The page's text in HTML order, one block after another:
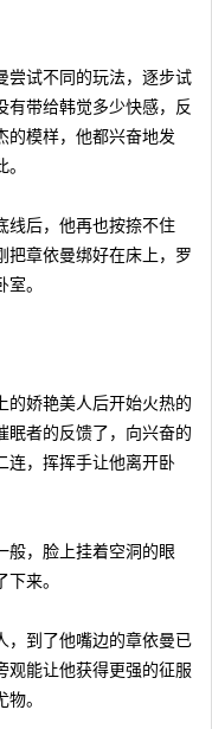
试不同的玩法，逐步试
有带给韩觉多少快感，反
的模样，他都兴奋地发
后，他再也按捺不住
把章依曼绑好在床上，罗
。
娇艳美人后开始火热的
眠者的反馈了，向兴奋的
连，挥挥手让他离开卧
，脸上挂着空洞的眼
来。
到了他嘴边的章依曼已
观能让他获得更强的征服
。